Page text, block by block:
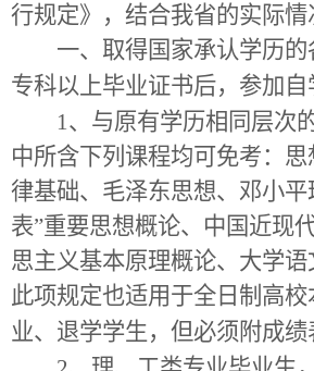
行规定》，结合我省的实际情
一、取得国家承认学历
专科以上毕业证书后，参加
1、与原有学历相同层次
中所含下列课程均可免考：
律基础、毛泽东思想、邓小平
表”重要思想概论、中国近现
思主义基本原理概论、大学语
此项规定也适用于全日制高
业、退学学生，但必须附成绩